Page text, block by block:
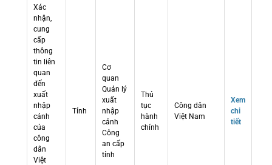
Xác
nhận,
cung
cấp
thông
tin liên
quan
đến
xuất
nhập
cảnh
của
công
dân
Việt
Tỉnh
Cơ
quan
Quản lý
xuất
nhập
cảnh
Công
an cấp
tỉnh
Thủ
tục
hành
chính
Công dân
Việt Nam
Xem
chi
tiết